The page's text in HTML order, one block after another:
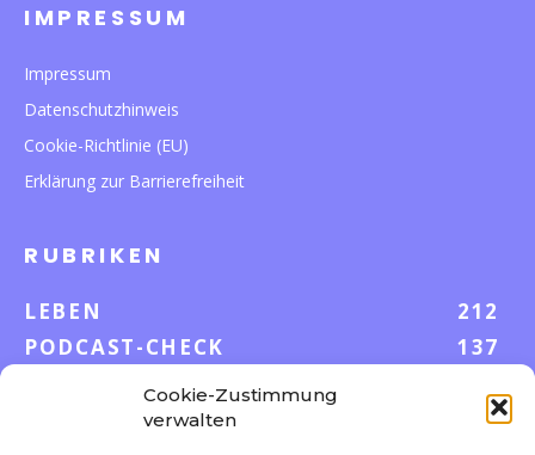
Cookie-Zustimmung
verwalten
IMPRESSUM
Impressum
Datenschutzhinweis
Cookie-Richtlinie (EU)
Erklärung zur Barrierefreiheit
RUBRIKEN
LEBEN
212
PODCAST-CHECK
137
GELD & KARRIERE
43